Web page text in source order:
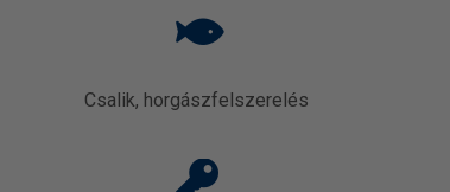
Csalik, horgászfelszerelés